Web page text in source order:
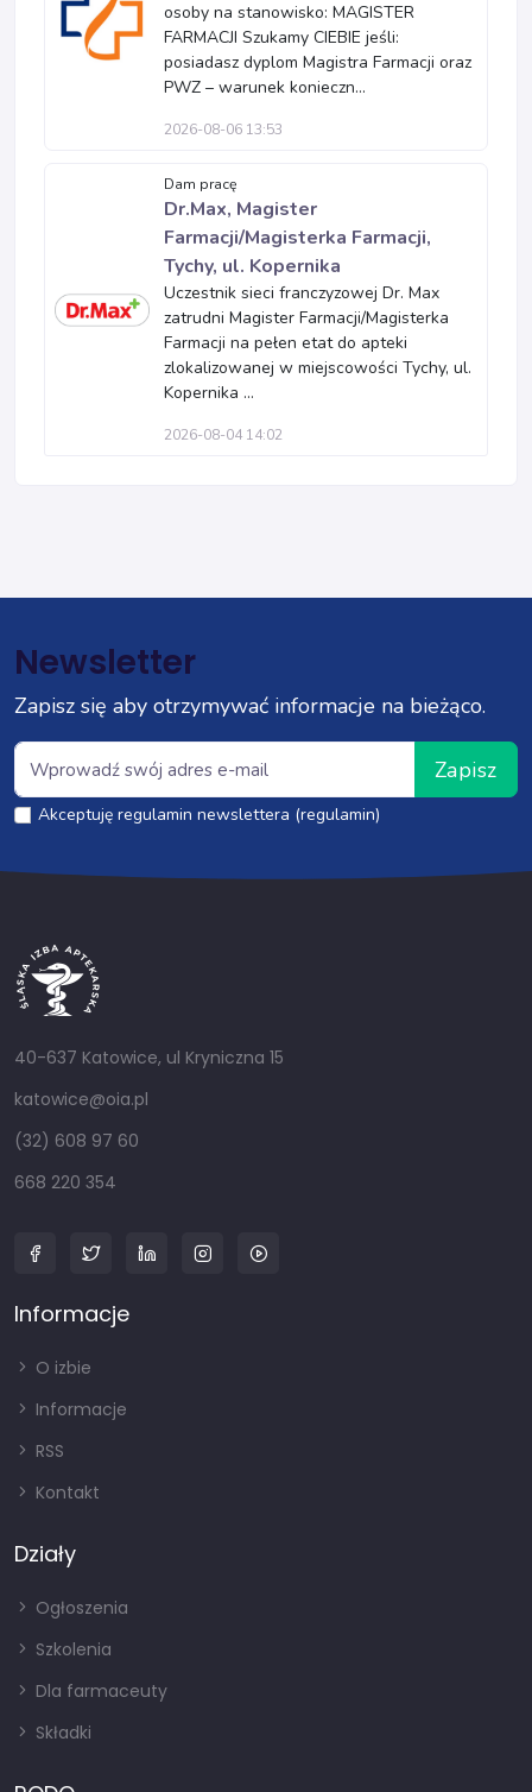
osoby na stanowisko: MAGISTER
FARMACJI Szukamy CIEBIE jeśli:
posiadasz dyplom Magistra Farmacji oraz
PWZ – warunek konieczn...
2026-08-06 13:53
Dam pracę
Dr.Max, Magister
Farmacji/Magisterka Farmacji,
Tychy, ul. Kopernika
Uczestnik sieci franczyzowej Dr. Max
zatrudni Magister Farmacji/Magisterka
Farmacji na pełen etat do apteki
zlokalizowanej w miejscowości Tychy, ul.
Kopernika ...
2026-08-04 14:02
Newsletter
Zapisz się aby otrzymywać informacje na bieżąco.
Zapisz
Akceptuję regulamin newslettera (regulamin)
40-637 Katowice, ul Kryniczna 15
katowice@oia.pl
(32) 608 97 60
668 220 354
Informacje
O izbie
Informacje
RSS
Kontakt
Działy
Ogłoszenia
Szkolenia
Dla farmaceuty
Składki